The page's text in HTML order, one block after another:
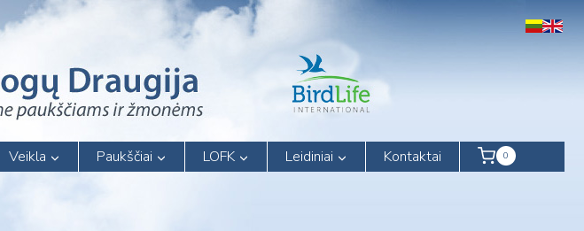
Veikla Paukščiai LOFK Leidiniai Kontaktai 0